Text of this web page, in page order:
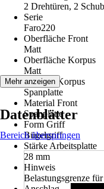
2 Drehtüren, 2
Serie
Faro220
Oberfläche Front
Matt
Oberfläche Korpus
Matt
Material Korpus
Spanplatte
Material Front
Spanplatte
Form Griff
Bügelgriff
Stärke Arbeitsplatte
28 mm
Hinweis
Belastungsgrenze
Mehr anzeigen
Datenblätter
Bereich überspringen